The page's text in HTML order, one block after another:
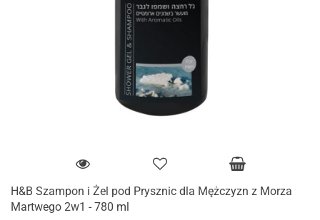
H&B Szampon i Żel pod Prysznic dla Mężczyzn z Morza
Martwego 2w1 - 780 ml